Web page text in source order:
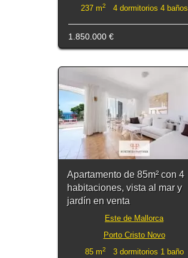
237 m2 4 dormitorios 4 baños
1.850.000 €
Apartamento de 85m² con 4
habitaciones, vista al mar y
jardín en venta
Este de Mallorca
Porto Cristo Novo
85 m2 3 dormitorios 1 baño